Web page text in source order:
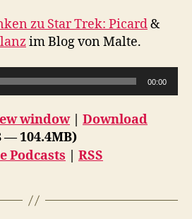
zu Star Trek: Picard&
im Blog von Malte.
00:00
window| Download
— 104.4MB)
Podcasts RSS